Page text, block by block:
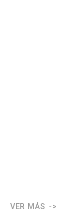
VER MÁS